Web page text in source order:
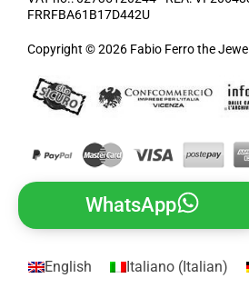
FRRFBA61B17D442U
Copyright © 2026 Fabio Ferro the
WhatsApp
English Italiano(Italian)